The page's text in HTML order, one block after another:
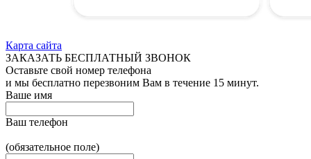
Карта сайта
ЗАКАЗАТЬ БЕСПЛАТНЫЙ ЗВОНОК
Оставьте свой номер телефона
и мы бесплатно перезвоним Вам в течение 15 минут.
Ваше имя
Ваш телефон
(обязательное поле)